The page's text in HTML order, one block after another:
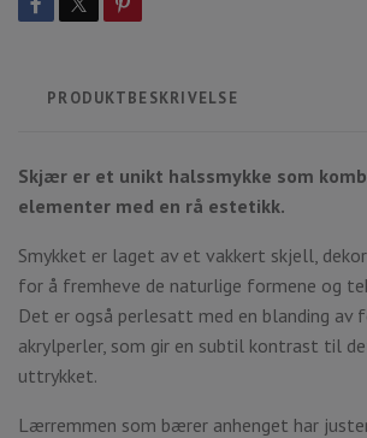
PRODUKTBESKRIVELSE
Skjær er et unikt halssmykke som
elementer med en rå estetikk.
Smykket er laget av et vakkert skjell,
for å fremheve de naturlige formene og
Det er også perlesatt med en blanding av
akrylperler, som gir en subtil kontrast til
uttrykket.
Lærremmen som bærer anhenget har